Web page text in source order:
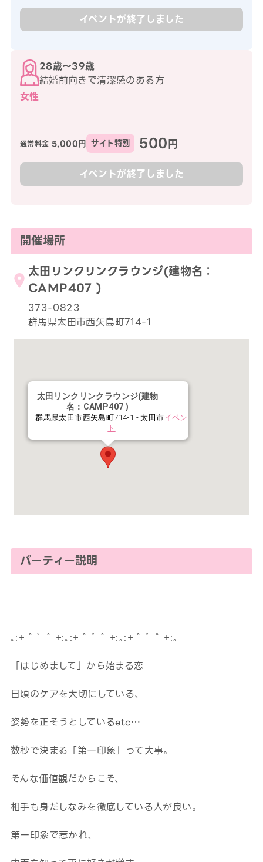
イベントが終了しました
女性
28歳〜39歳
結婚前向きで清潔感のある方
通常料金 5,000円 サイト特割 500円
イベントが終了しました
開催場所
太田リンクリンクラウンジ(建物名：
CAMP407 )
373-0823
群馬県太田市西矢島町714-1
太田リンクリンクラウンジ(建物
名：CAMP407 )
群馬県太田市西矢島町714-1 - 太田市イベン
ト
パーティー説明
｡:+ ﾟ ゜ﾟ +:｡:+ ﾟ ゜ﾟ +:｡:+ ﾟ ゜ﾟ +:｡
「はじめまして」から始まる恋
日頃のケアを大切にしている、
姿勢を正そうとしているetc…
数秒で決まる「第一印象」って大事。
そんな価値観だからこそ、
相手も身だしなみを徹底している人が良い。
第一印象で惹かれ、